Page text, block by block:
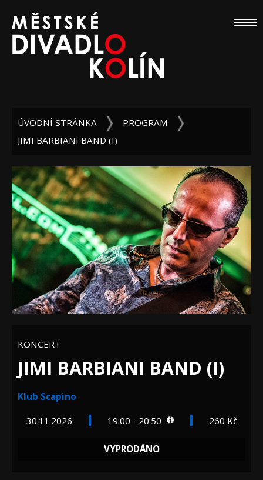
ÚVODNÍ STRÁNKA
PROGRAM
JIMI BARBIANI BAND (I)
KONCERT
JIMI BARBIANI BAND (I)
Klub Scapino
30.11.2026 19:00 - 20:50 260 Kč
VYPRODÁNO